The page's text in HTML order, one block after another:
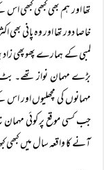
تھا اور ہم بھی کبھی
خاصا دور تھا اور وہ پانی بھی
لمبی کے ہمارے پھوپھی زاد
بڑے مہمان نواز تھے۔
مہمانوں کی مچھلیوں اور
جب کسی موقع پر کوئی
آنے کا واقعہ سال میں کبھی